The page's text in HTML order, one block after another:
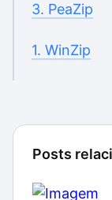
3. PeaZip
1. WinZip
Posts